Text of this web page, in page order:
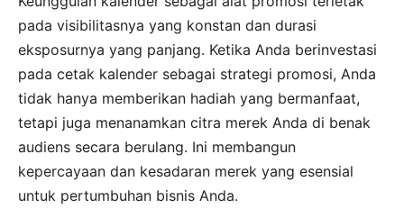
pada visibilitasnya yang konstan dan durasi
eksposurnya yang panjang. Ketika Anda berinvestasi
pada cetak kalender sebagai strategi promosi, Anda
tidak hanya memberikan hadiah yang bermanfaat,
tetapi juga menanamkan citra merek Anda di benak
audiens secara berulang. Ini membangun
kepercayaan dan kesadaran merek yang esensial
untuk pertumbuhan bisnis Anda.